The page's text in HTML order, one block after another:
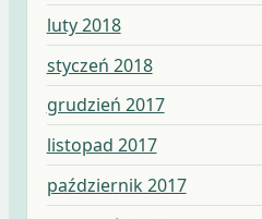
luty 2018
styczeń 2018
grudzień 2017
listopad 2017
październik 2017